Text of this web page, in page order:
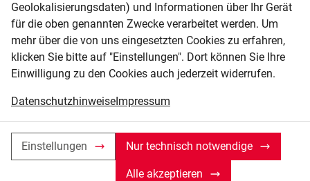
Geolokalisierungsdaten) und Informationen über Ihr Gerät
für die oben genannten Zwecke verarbeitet werden. Um
mehr über die von uns eingesetzten Cookies zu erfahren,
klicken Sie bitte auf "Einstellungen". Dort können Sie Ihre
Einwilligung zu den Cookies auch jederzeit widerrufen.
DatenschutzhinweiseImpressum
Einstellungen Nur technisch notwendige
Alle akzeptieren